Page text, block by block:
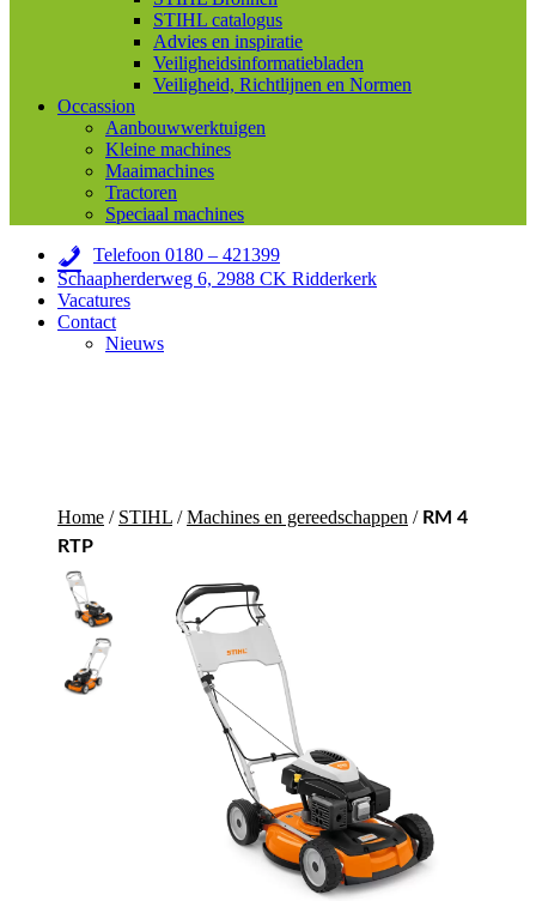
STIHL catalogus
Advies en inspiratie
Veiligheidsinformatiebladen
Veiligheid, Richtlijnen en Normen
Occassion
Aanbouwwerktuigen
Kleine machines
Maaimachines
Tractoren
Speciaal machines
Telefoon 0180 – 421399
Schaapherderweg 6, 2988 CK Ridderkerk
Vacatures
Contact
Nieuws
Home / STIHL /Machines en gereedschappen / RM 4
RTP